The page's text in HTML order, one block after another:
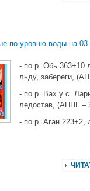
по уровню воды на
- по р. Обь 363+10
льду, забереги,
- по р. Вах у с.
ледостав, (АППГ –
- по р. Аган 223+2,